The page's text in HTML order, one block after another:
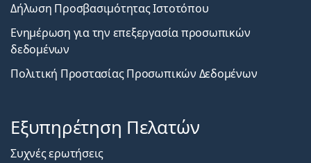
Δήλωση Προσβασιμότητας Ιστοτόπου
Ενημέρωση για την επεξεργασία προσωπικών
δεδομένων
Πολιτική Προστασίας Προσωπικών Δεδομένων
Εξυπηρέτηση Πελατών
Συχνές ερωτήσεις